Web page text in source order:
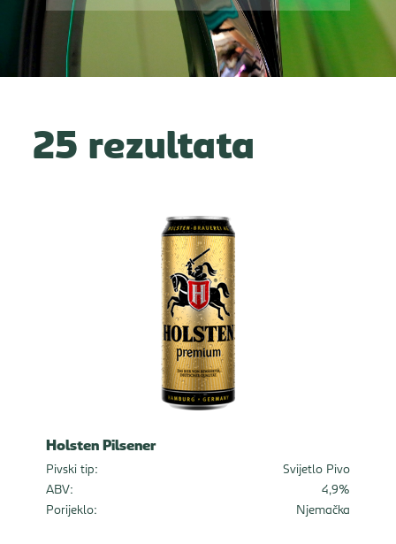
25 rezultata
Holsten Pilsener
Pivski tip:
Svijetlo Pivo
ABV:
4,9%
Porijeklo:
Njemačka